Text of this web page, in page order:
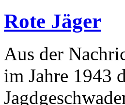
Rote Jäger
Aus der
im Jahre 1943